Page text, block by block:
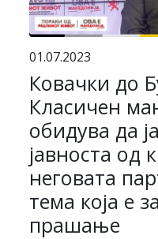
01.07.2023
Ковачки до
Класичен
обидува да
јавноста од
неговата
тема која е
прашање